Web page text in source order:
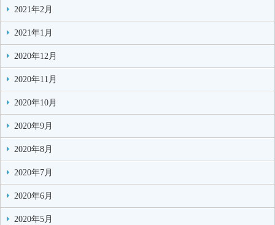
2021年2月
2021年1月
2020年12月
2020年11月
2020年10月
2020年9月
2020年8月
2020年7月
2020年6月
2020年5月